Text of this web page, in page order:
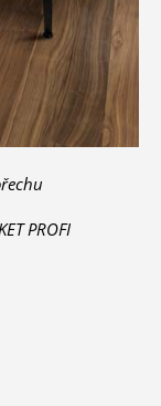
PROFI